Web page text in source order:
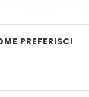
PREFERISCI